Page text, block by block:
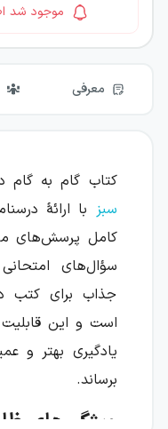
موجود شد
معرفی
کتاب گام به گام
سبز با ارائهٔ
کامل پرسش‌های
سؤال‌های
جذاب برای کتب
است و این قابلیت
یادگیری بهتر و
برساند.
ویژگی‌های